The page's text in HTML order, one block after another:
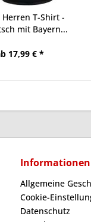
Herren T-Shirt -
mit Bayern...
17,99 € *
Informationen
Allgemeine
Cookie-
Datenschutz